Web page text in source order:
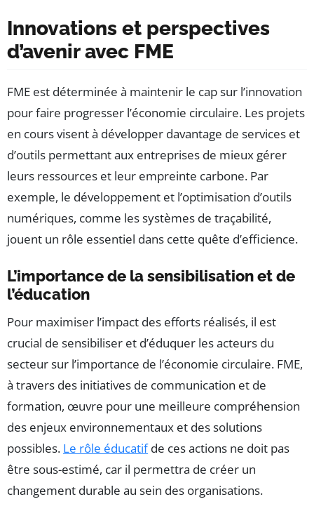
Innovations et perspectives
d’avenir avec FME
FME est déterminée à maintenir le cap sur l’innovation
pour faire progresser l’économie circulaire. Les projets
en cours visent à développer davantage de services et
d’outils permettant aux entreprises de mieux gérer
leurs ressources et leur empreinte carbone. Par
exemple, le développement et l’optimisation d’outils
numériques, comme les systèmes de traçabilité,
jouent un rôle essentiel dans cette quête d’efficience.
L’importance de la sensibilisation et de
l’éducation
Pour maximiser l’impact des efforts réalisés, il est
crucial de sensibiliser et d’éduquer les acteurs du
secteur sur l’importance de l’économie circulaire. FME,
à travers des initiatives de communication et de
formation, œuvre pour une meilleure compréhension
des enjeux environnementaux et des solutions
possibles. Le rôle éducatifde ces actions ne doit pas
être sous-estimé, car il permettra de créer un
changement durable au sein des organisations.